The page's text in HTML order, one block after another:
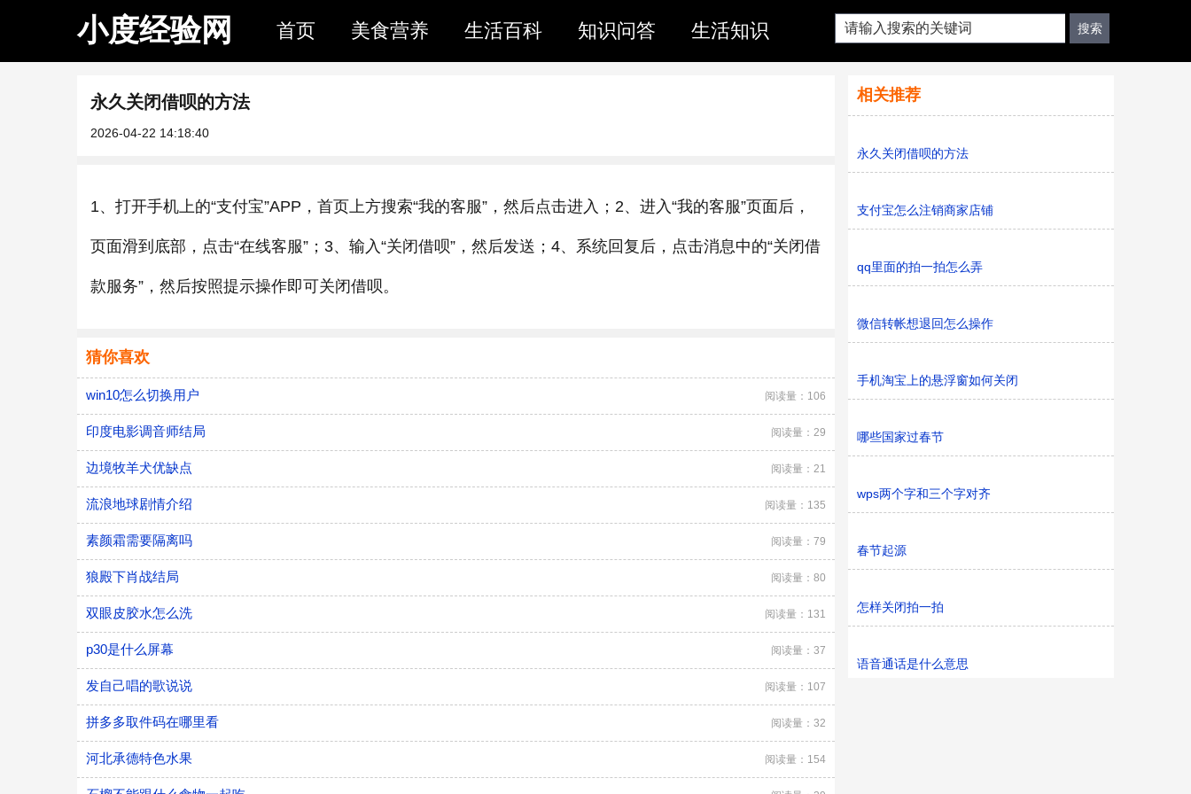
小度经验网 首页 美食营养 生活百科 知识问答 生活知识
永久关闭借呗的方法
2026-04-22 14:18:40
1、打开手机上的“支付宝”APP，首页上方搜索“我的客服”，然后点击进入；2、进入“我的客服”页面后，
页面滑到底部，点击“在线客服”；3、输入“关闭借呗”，然后发送；4、系统回复后，点击消息中的“关闭借
款服务”，然后按照提示操作即可关闭借呗。
猜你喜欢
win10怎么切换用户 阅读量：106
印度电影调音师结局 阅读量：29
边境牧羊犬优缺点 阅读量：21
流浪地球剧情介绍 阅读量：135
素颜霜需要隔离吗 阅读量：79
狼殿下肖战结局 阅读量：80
双眼皮胶水怎么洗 阅读量：131
p30是什么屏幕 阅读量：37
发自己唱的歌说说 阅读量：107
拼多多取件码在哪里看 阅读量：32
河北承德特色水果 阅读量：154
相关推荐
永久关闭借呗的方法
支付宝怎么注销商家店铺
qq里面的拍一拍怎么弄
微信转帐想退回怎么操作
手机淘宝上的悬浮窗如何关闭
哪些国家过春节
wps两个字和三个字对齐
春节起源
怎样关闭拍一拍
语音通话是什么意思